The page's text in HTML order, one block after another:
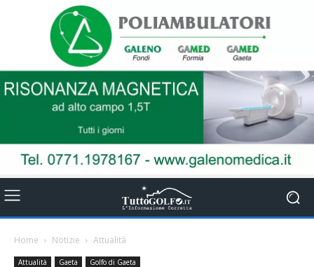
Home Notizie Attualità
Attualità Gaeta Golfo di Gaeta